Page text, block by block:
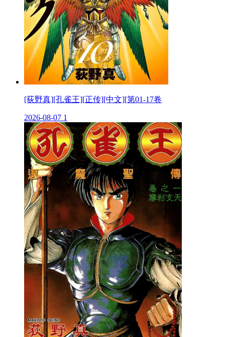
[荻野真][孔雀王][正传][中文][第01-17卷
2026-08-07 1